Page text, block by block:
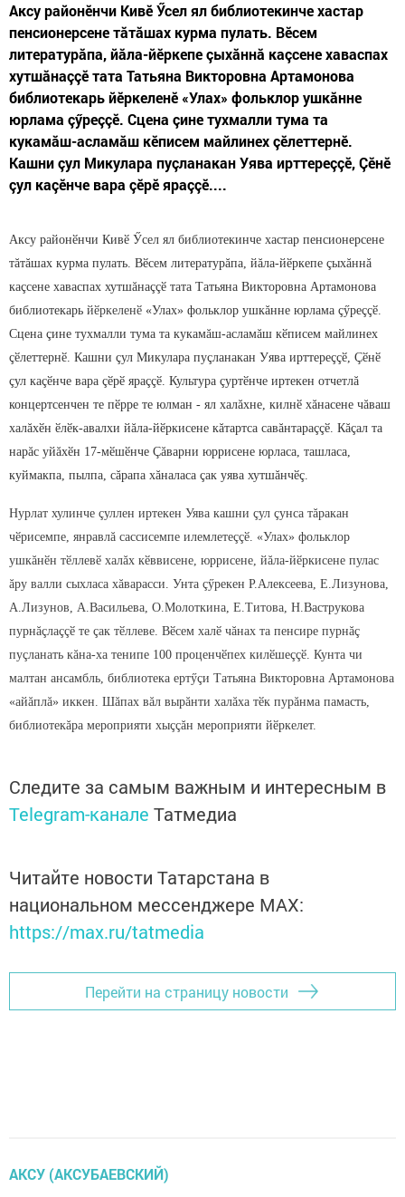
Аксу районӗнчи Кивӗ Ӳсел ял библиотекинче хастар
пенсионерсене тăтăшах курма пулать. Вӗсем
литературăпа, йăла-йӗркепе çыхăннă каçсене хаваспах
хутшăнаççӗ тата Татьяна Викторовна Артамонова
библиотекарь йӗркеленӗ «Улах» фольклор ушкăнне
юрлама çӳреççӗ. Сцена çине тухмалли тума та
кукамăш-асламăш кӗписем майлинех çӗлеттернӗ.
Кашни çул Микулара пуçланакан Уява ирттереççӗ, Çӗнӗ
çул каçӗнче вара çӗрӗ яраççӗ....
Аксу районӗнчи Кивӗ Ӳсел ял библиотекинче хастар пенсионерсене
тăтăшах курма пулать. Вӗсем литературăпа, йăла-йӗркепе çыхăннă
каçсене хаваспах хутшăнаççӗ тата Татьяна Викторовна Артамонова
библиотекарь йӗркеленӗ «Улах» фольклор ушкăнне юрлама çӳреççӗ.
Сцена çине тухмалли тума та кукамăш-асламăш кӗписем майлинех
çӗлеттернӗ. Кашни çул Микулара пуçланакан Уява ирттереççӗ, Çӗнӗ
çул каçӗнче вара çӗрӗ яраççӗ. Культура çуртӗнче иртекен отчетлă
концертсенчен те пӗрре те юлман - ял халăхне, килнӗ хăнасене чăваш
халăхӗн ӗлӗк-авалхи йăла-йӗркисене кăтартса савăнтараççӗ. Кăçал та
нарăс уйăхӗн 17-мӗшӗнче Çăварни юррисене юрласа, ташласа,
куймакпа, пылпа, сăрапа хăналаса çак уява хутшăнчӗç.
Нурлат хулинче çуллен иртекен Уява кашни çул çунса тăракан
чӗрисемпе, янравлă сассисемпе илемлетеççӗ. «Улах» фольклор
ушкăнӗн тӗллевӗ халăх кӗввисене, юррисене, йăла-йӗркисене пулас
ăру валли сыхласа хăварасси. Унта çӳрекен Р.Алексеева, Е.Лизунова,
А.Лизунов, А.Васильева, О.Молоткина, Е.Титова, Н.Ваструкова
пурнăçлаççӗ те çак тӗллеве. Вӗсем халӗ чăнах та пенсире пурнăç
пуçланать кăна-ха тенипе 100 проценчӗпех килӗшеççӗ. Кунта чи
малтан ансамбль, библиотека ертӳçи Татьяна Викторовна Артамонова
«айăплă» иккен. Шăпах вăл вырăнти халăха тӗк пурăнма памасть,
библиотекăра мероприяти хыççăн мероприяти йӗркелет.
Следите за самым важным и интересным в
Telegram-канале Татмедиа
Читайте новости Татарстана в
национальном мессенджере MАХ:
https://max.ru/tatmedia
Перейти на страницу новости
АКСУ (АКСУБАЕВСКИЙ)